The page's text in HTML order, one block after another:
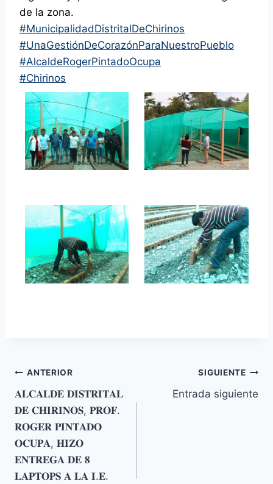
de la zona.
#MunicipalidadDistritalDeChirinos
#UnaGestiónDeCorazónParaNuestroPueblo
#AlcaldeRogerPintadoOcupa
#Chirinos
Navegación
de
entradas
ANTERIOR
𝐀𝐋𝐂𝐀𝐋𝐃𝐄 𝐃𝐈𝐒𝐓𝐑𝐈𝐓𝐀𝐋
𝐃𝐄 𝐂𝐇𝐈𝐑𝐈𝐍𝐎𝐒, 𝐏𝐑𝐎𝐅.
𝐑𝐎𝐆𝐄𝐑 𝐏𝐈𝐍𝐓𝐀𝐃𝐎
𝐎𝐂𝐔𝐏𝐀, 𝐇𝐈𝐙𝐎
𝐄𝐍𝐓𝐑𝐄𝐆𝐀 𝐃𝐄 𝟖
𝐋𝐀𝐏𝐓𝐎𝐏𝐒 𝐀 𝐋𝐀 𝐈.𝐄.
SIGUIENTE
Entrada siguiente